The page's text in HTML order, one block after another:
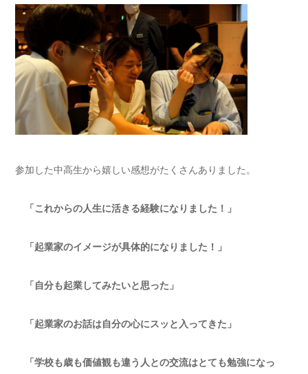
参加した中高生から嬉しい感想がたくさんありました。
「これからの人生に活きる経験になりました！」
「起業家のイメージが具体的になりました！」
「自分も起業してみたいと思った」
「起業家のお話は自分の心にスッと入ってきた」
「学校も歳も価値観も違う人との交流はとても勉強になっ